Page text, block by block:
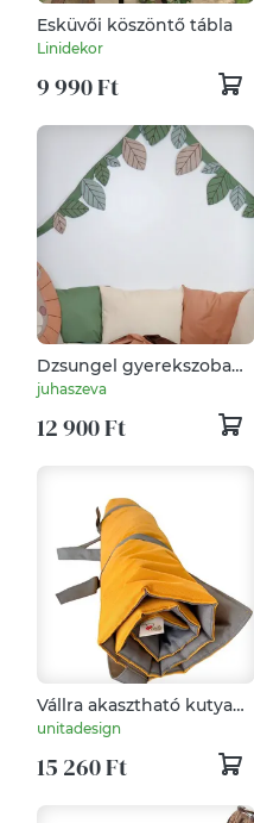
Esküvői köszöntő tábla
Linidekor
9 990 Ft
Dzsungel gyerekszoba
levélfüzér, girland,
zászlógirland, zöld
levelek gyerekszoba fali
dekoráció
juhaszeva
12 900 Ft
Vállra akasztható kutya
pokróc (M méret)
(napsárga-szürke)
unitadesign
15 260 Ft